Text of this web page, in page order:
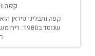
קפה
קפה ותבליני טיראן
שנוסד